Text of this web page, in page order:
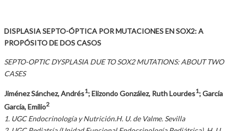
DISPLASIA SEPTO-ÓPTICA POR MUTACIONES EN SOX2: A
PROPÓSITO DE DOS CASOS
SEPTO-OPTIC DYSPLASIA DUE TO SOX2 MUTATIONS: ABOUT TWO
CASES
Jiménez Sánchez, Andrés1; Elizondo González, Ruth Lourdes1; García
García, Emilio2
1. UGC Endocrinología y Nutrición.H. U. de Valme. Sevilla